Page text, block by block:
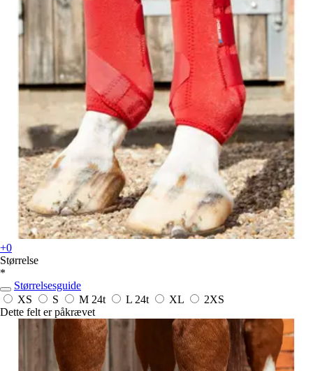
+0
Størrelse
*
Størrelsesguide
XS
S M 24t L 24t XL
2XS
Dette felt er påkrævet